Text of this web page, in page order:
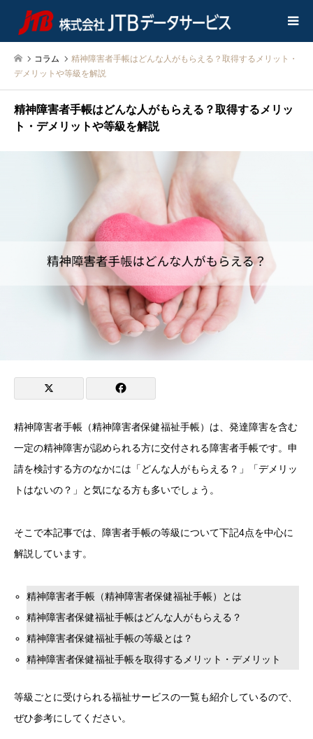
コラム
精神障害者手帳はどんな人がもらえる？取得するメリット・
デメリットや等級を解説
精神障害者手帳はどんな人がもらえる？取得するメリッ
ト・デメリットや等級を解説
精神障害者手帳（精神障害者保健福祉手帳）は、発達障害を含む
一定の精神障害が認められる方に交付される障害者手帳です。申
請を検討する方のなかには「どんな人がもらえる？」「デメリッ
トはないの？」と気になる方も多いでしょう。
そこで本記事では、障害者手帳の等級について下記4点を中心に
解説しています。
精神障害者手帳（精神障害者保健福祉手帳）とは
精神障害者保健福祉手帳はどんな人がもらえる？
精神障害者保健福祉手帳の等級とは？
精神障害者保健福祉手帳を取得するメリット・デメリット
等級ごとに受けられる福祉サービスの一覧も紹介しているので、
ぜひ参考にしてください。